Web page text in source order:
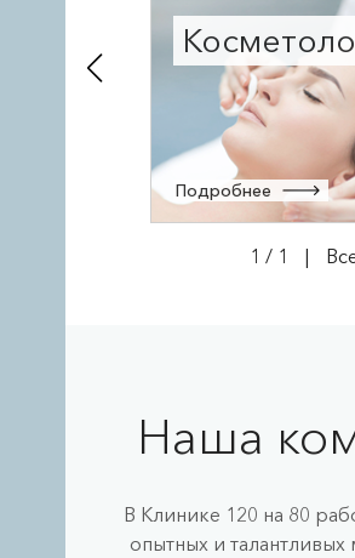
Подробнее
1 / 1 |
Наша
В Клинике 120 на 80
опытных и